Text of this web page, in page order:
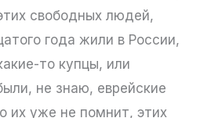
свободных людей,
года жили в России,
то купцы, или
не знаю, еврейские
их уже не помнит, этих